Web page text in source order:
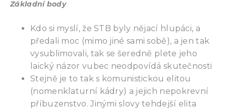
Základní body
Kdo si myslí, že STB byly nějací hlupáci, a
předali moc (mimo jiné sami sobě), a jen tak
vysublimovali, tak se šeredně plete jeho
laický názor vubec neodpovídá skutečnosti
Stejně je to tak s komunistickou elitou
(nomenklaturní kádry) a jejich nepokrevní
příbuzenstvo. Jinými slovy tehdejší elita